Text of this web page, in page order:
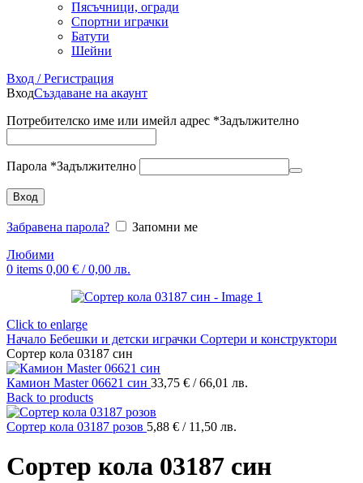
Пясъчници, огради
Спортни играчки
Батути
Шейни
Вход / Регистрация
ВходСъздаване на акаунт
Потребителско име или имейл адрес *Задължително
Парола *Задължително
Вход
Забравена парола?
Запомни ме
Любими
0 items 0,00 € / 0,00 лв.
Click to enlarge
Начало Бебешки и детски играчки Сортери и конструктори
Сортер кола 03187 син
Камион Master 06621 син 33,75 € / 66,01 лв.
Back to products
Сортер кола 03187 розов 5,88 € / 11,50 лв.
Сортер кола 03187 син